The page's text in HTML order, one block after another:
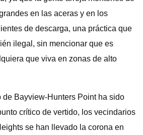
en las aceras y en los
de descarga, una práctica que
ilegal, sin mencionar que es
que viva en zonas de alto
Bayview-Hunters Point ha sido
crítico de vertido, los vecindarios
se han llevado la corona en